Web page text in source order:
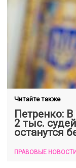
Читайте также
Петренко:
2 тыс.
останутся
ПРАВОВЫЕ